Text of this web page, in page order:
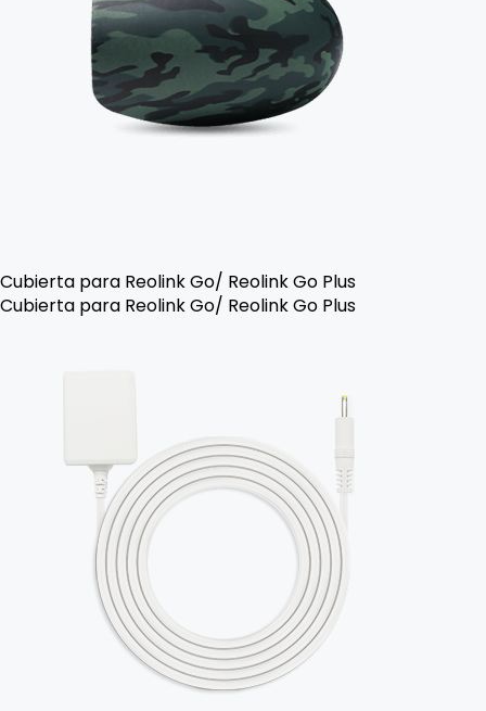
Cubierta para Reolink Go/ Reolink Go Plus
Cubierta para Reolink Go/ Reolink Go Plus